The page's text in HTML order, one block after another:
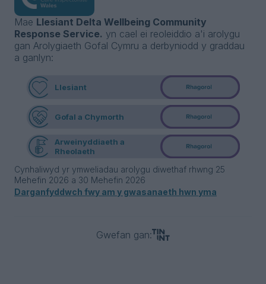
Mae Llesiant Delta Wellbeing Community
Response Service. yn cael ei reoleiddio a'i arolygu
gan Arolygiaeth Gofal Cymru a derbyniodd y graddau
a ganlyn:
Llesiant
Gofal a Chymorth
Arweinyddiaeth a
Rheolaeth
Cynhaliwyd yr ymweliadau arolygu diwethaf rhwng 25
Mehefin 2026 a 30 Mehefin 2026
Darganfyddwch fwy am y gwasanaeth hwn yma
Gwefan gan: